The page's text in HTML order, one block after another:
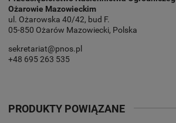
Ożarowie Mazowieckim
ul. Ożarowska 40/42, bud F.
05-850 Ożarów Mazowiecki, Polska
sekretariat@pnos.pl
+48 695 263 535
PRODUKTY POWIĄZANE